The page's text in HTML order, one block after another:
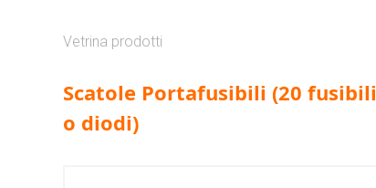
Vetrina prodotti
Scatole Portafusibili (20 fusibili
o diodi)